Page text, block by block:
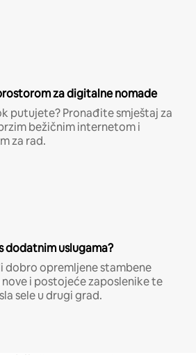
za digitalne nomade
putujete? Pronađite smještaj za
bežičnim internetom i
za rad.
dodatnim uslugama?
dobro opremljene stambene
i postojeće zaposlenike te
sele u drugi grad.